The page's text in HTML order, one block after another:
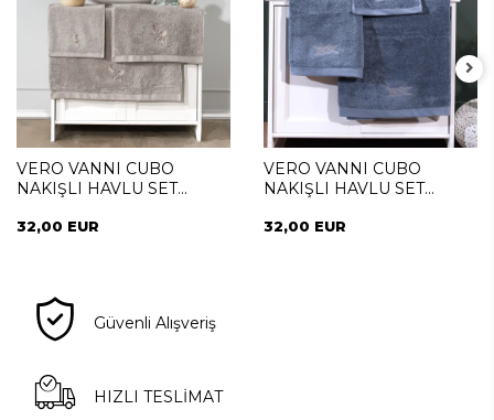
VERO VANNI CUBO
NAKIŞLI HAVLU SET
32,00 EUR
VERO VANNI CUBO
NAKIŞLI HAVLU SET
32,00 EUR
Güvenli Alışveriş
HIZLI TESLİMAT